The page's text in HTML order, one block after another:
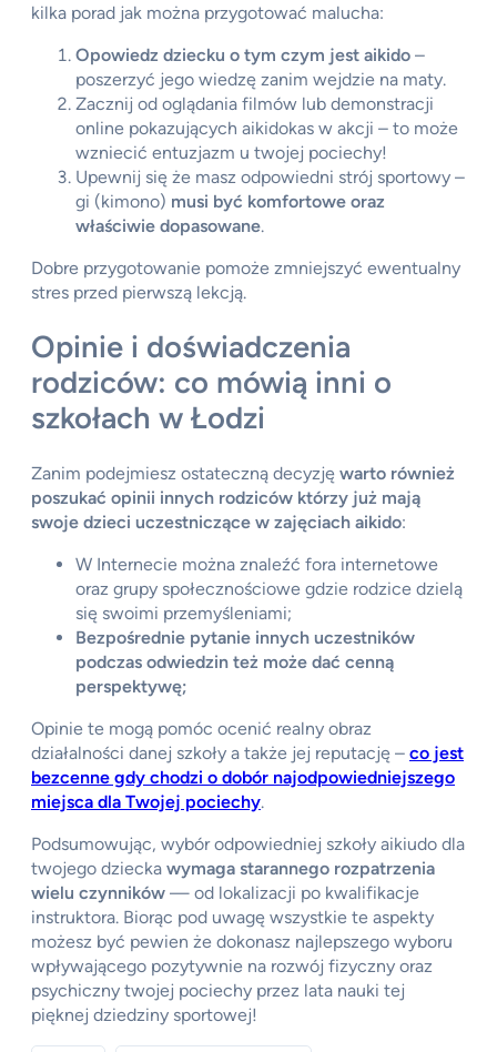
kilka porad jak można przygotować malucha:
Opowiedz dziecku o tym czym jest aikido –
poszerzyć jego wiedzę zanim wejdzie na maty.
Zacznij od oglądania filmów lub demonstracji
online pokazujących aikidokas w akcji – to może
wzniecić entuzjazm u twojej pociechy!
Upewnij się że masz odpowiedni strój sportowy –
gi (kimono) musi być komfortowe oraz
właściwie dopasowane.
Dobre przygotowanie pomoże zmniejszyć ewentualny
stres przed pierwszą lekcją.
Opinie i doświadczenia
rodziców: co mówią inni o
szkołach w Łodzi
Zanim podejmiesz ostateczną decyzję warto również
poszukać opinii innych rodziców którzy już mają
swoje dzieci uczestniczące w zajęciach aikido:
W Internecie można znaleźć fora internetowe
oraz grupy społecznościowe gdzie rodzice dzielą
się swoimi przemyśleniami;
Bezpośrednie pytanie innych uczestników
podczas odwiedzin też może dać cenną
perspektywę;
Opinie te mogą pomóc ocenić realny obraz
działalności danej szkoły a także jej reputację – co jest
bezcenne gdy chodzi o dobór najodpowiedniejszego
miejsca dla Twojej pociechy.
Podsumowując, wybór odpowiedniej szkoły aikiudo dla
twojego dziecka wymaga starannego rozpatrzenia
wielu czynników — od lokalizacji po kwalifikacje
instruktora. Biorąc pod uwagę wszystkie te aspekty
możesz być pewien że dokonasz najlepszego wyboru
wpływającego pozytywnie na rozwój fizyczny oraz
psychiczny twojej pociechy przez lata nauki tej
pięknej dziedziny sportowej!